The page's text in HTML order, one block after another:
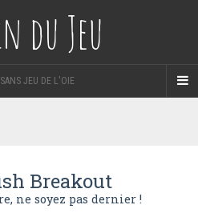
du Jeu
JEU DE L'OIE
Breakout
ne soyez pas dernier !